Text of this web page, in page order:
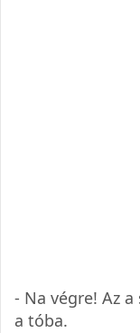
- Na végre! Az
a tóba.